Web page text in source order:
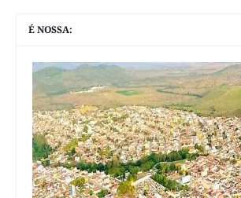
É NOSSA: